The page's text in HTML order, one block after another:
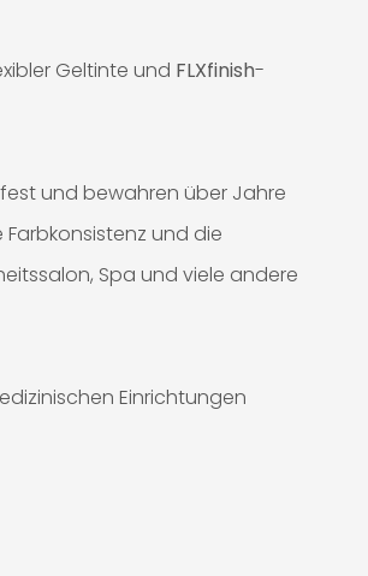
Geltinte und FLXfinish-
und bewahren über Jahre
und die
Spa und viele andere
Einrichtungen